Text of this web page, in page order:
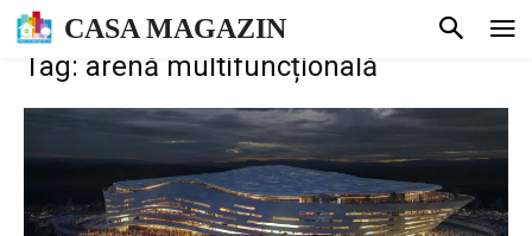
CASA MAGAZIN
Tag: arenă multifuncțională